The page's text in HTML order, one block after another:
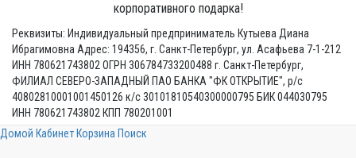
корпоративного подарка!
Реквизиты: Индивидуальный предприниматель Кутыева Диана
Ибрагимовна Адрес: 194356, г. Санкт-Петербург, ул. Асафьева 7-1-212
ИНН 780621743802 ОГРН 306784733200488 г. Санкт-Петербург,
ФИЛИАЛ СЕВЕРО-ЗАПАДНЫЙ ПАО БАНКА "ФК ОТКРЫТИЕ", р/с
40802810001001450126 к/с 30101810540300000795 БИК 044030795
ИНН 780621743802 КПП 780201001
Домой Кабинет Корзина Поиск